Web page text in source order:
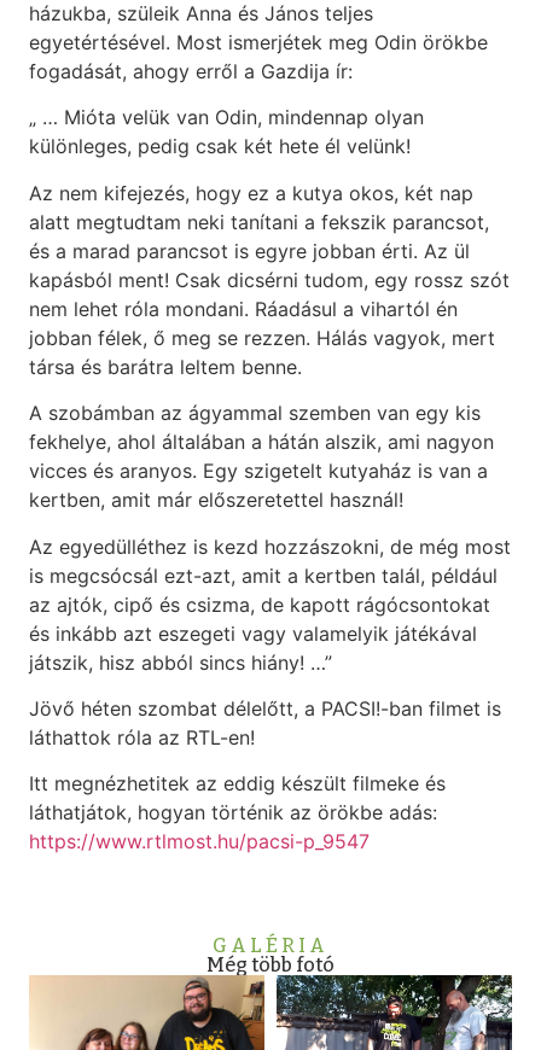
házukba, szüleik Anna és János teljes
egyetértésével. Most ismerjétek meg Odin örökbe
fogadását, ahogy erről a Gazdija ír:
„ … Mióta velük van Odin, mindennap olyan
különleges, pedig csak két hete él velünk!
Az nem kifejezés, hogy ez a kutya okos, két nap
alatt megtudtam neki tanítani a fekszik parancsot,
és a marad parancsot is egyre jobban érti. Az ül
kapásból ment! Csak dicsérni tudom, egy rossz szót
nem lehet róla mondani. Ráadásul a vihartól én
jobban félek, ő meg se rezzen. Hálás vagyok, mert
társa és barátra leltem benne.
A szobámban az ágyammal szemben van egy kis
fekhelye, ahol általában a hátán alszik, ami nagyon
vicces és aranyos. Egy szigetelt kutyaház is van a
kertben, amit már előszeretettel használ!
Az egyedülléthez is kezd hozzászokni, de még most
is megcsócsál ezt-azt, amit a kertben talál, például
az ajtók, cipő és csizma, de kapott rágócsontokat
és inkább azt eszegeti vagy valamelyik játékával
játszik, hisz abból sincs hiány! …”
Jövő héten szombat délelőtt, a PACSI!-ban filmet is
láthattok róla az RTL-en!
Itt megnézhetitek az eddig készült filmeke és
láthatjátok, hogyan történik az örökbe adás:
https://www.rtlmost.hu/pacsi-p_9547
GALÉRIA
Még több fotó